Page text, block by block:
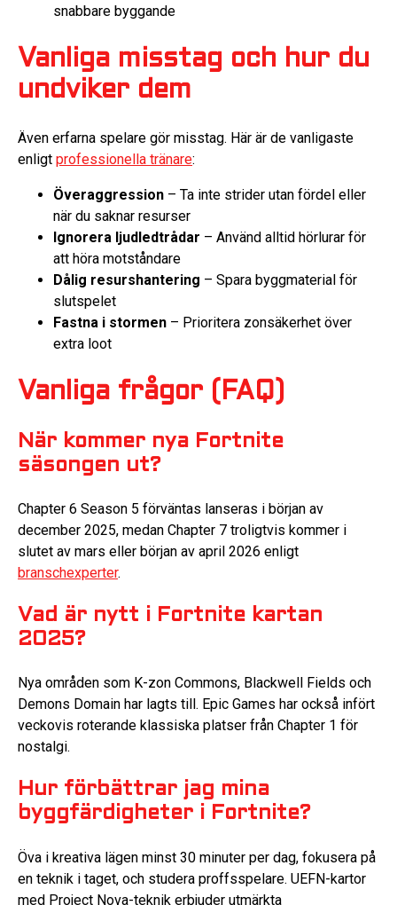
snabbare byggande
Vanliga misstag och hur du
undviker dem
Även erfarna spelare gör misstag. Här är de vanligaste
enligt professionella tränare:
Överaggression – Ta inte strider utan fördel eller
när du saknar resurser
Ignorera ljudledtrådar – Använd alltid hörlurar för
att höra motståndare
Dålig resurshantering – Spara byggmaterial för
slutspelet
Fastna i stormen – Prioritera zonsäkerhet över
extra loot
Vanliga frågor (FAQ)
När kommer nya Fortnite
säsongen ut?
Chapter 6 Season 5 förväntas lanseras i början av
december 2025, medan Chapter 7 troligtvis kommer i
slutet av mars eller början av april 2026 enligt
branschexperter.
Vad är nytt i Fortnite kartan
2025?
Nya områden som K-zon Commons, Blackwell Fields och
Demons Domain har lagts till. Epic Games har också infört
veckovis roterande klassiska platser från Chapter 1 för
nostalgi.
Hur förbättrar jag mina
byggfärdigheter i Fortnite?
Öva i kreativa lägen minst 30 minuter per dag, fokusera på
en teknik i taget, och studera proffsspelare. UEFN-kartor
med Project Nova-teknik erbjuder utmärkta